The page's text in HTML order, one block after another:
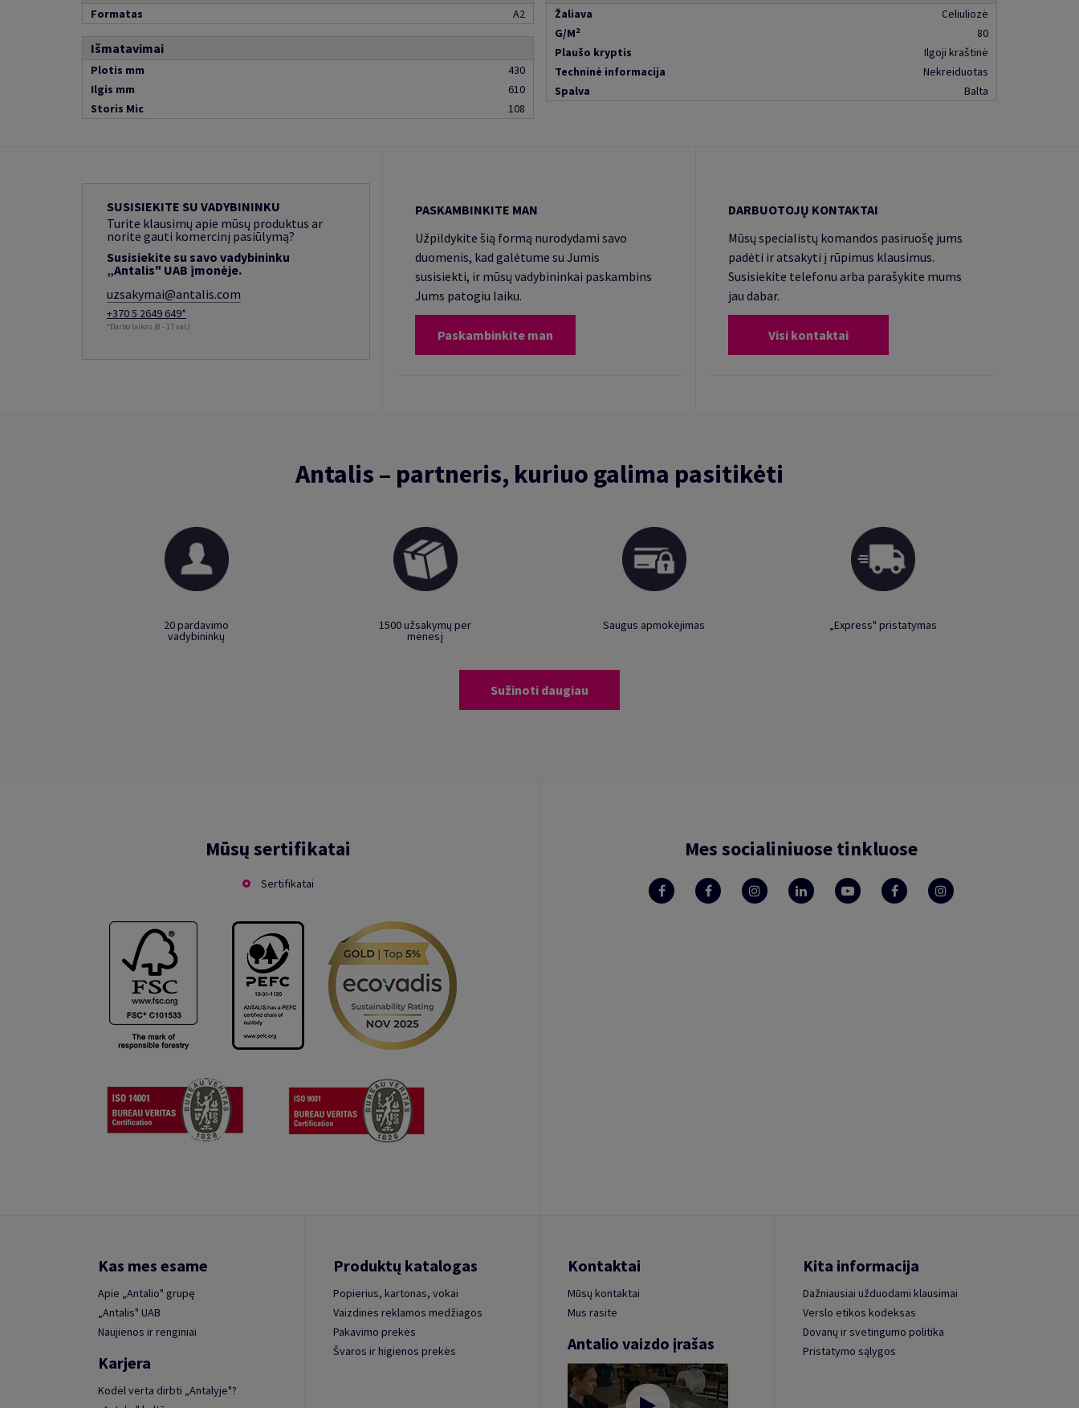
Formatas A2
Išmatavimai
Plotis mm
430
Ilgis mm
610
Storis Mic
108
Žaliava
Celiuliozė
G/M²
80
Plaušo kryptis
Ilgoji kraštinė
Techninė informacija
Nekreiduotas
Spalva
Balta
SUSISIEKITE SU VADYBININKU
Turite klausimų apie mūsų produktus ar
norite gauti komercinį pasiūlymą?
Susisiekite su savo vadybininku
„Antalis" UAB įmonėje.
uzsakymai@antalis.com
+370 5 2649 649*
*Darbo laikas (8 - 17 val.)
PASKAMBINKITE MAN
Užpildykite šią formą nurodydami savo
duomenis, kad galėtume su Jumis
susisiekti, ir mūsų vadybininkai paskambins
Jums patogiu laiku.
Paskambinkite man
DARBUOTOJŲ KONTAKTAI
Mūsų specialistų komandos pasiruošę jums
padėti ir atsakyti į rūpimus klausimus.
Susisiekite telefonu arba parašykite mums
jau dabar.
Visi kontaktai
Antalis – partneris, kuriuo galima pasitikėti
20 pardavimo
vadybininkų
1500 užsakymų per
mėnesį
Saugus apmokėjimas „Express" pristatymas
Sužinoti daugiau
Mūsų sertifikatai
Sertifikatai
Mes socialiniuose tinkluose
Kas mes esame
Apie „Antalio" grupę
„Antalis" UAB
Naujienos ir renginiai
Karjera
Kodėl verta dirbti „Antalyje"?
Produktų katalogas
Popierius, kartonas, vokai
Vaizdinės reklamos medžiagos
Pakavimo prekės
Švaros ir higienos prekės
Kontaktai
Mūsų kontaktai
Mus rasite
Antalio vaizdo įrašas
Kita informacija
Dažniausiai užduodami klausimai
Verslo etikos kodeksas
Dovanų ir svetingumo politika
Pristatymo sąlygos